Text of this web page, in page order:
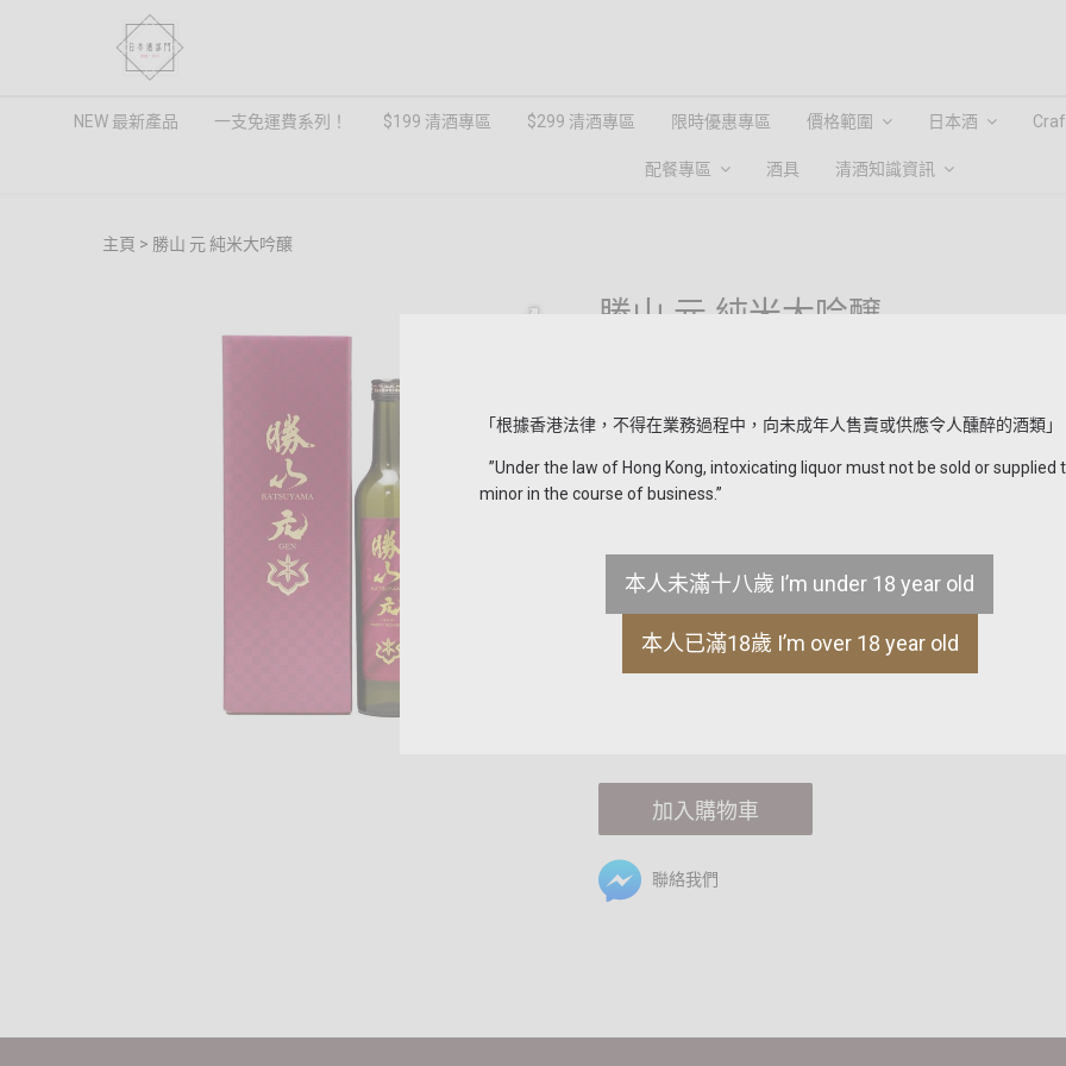
NEW 最新產品 一支免運費系列！ $199 清酒專區 $299 清酒專區 限時優惠專區 價格範圍 日本酒
配餐專區 酒具 清酒知識資訊
主頁 勝山 元 純米大吟醸
勝山 元 純米大吟醸
如同貴腐酒般高貴的甜味，堪稱「液體的寶石」。這款酒以元
成。
其果實的熟透香氣、清爽的甜味餘韻，並富含豐富的鮮味成分
蜂蜜享用的硬芝士或軟乳酪。
此外，無論是搭配餐後甜品還是各種甜點，都可帶來絕佳的美味
ML
加入購物車
聯絡我們
「根據香港法律，不得在業務過程中，向未成年人售賣或供應令人醺醉的酒類」
”Under the law of Hong Kong, intoxicating liquor must not be sold or supplied
minor in the course of business.”
本人未滿十八歲 I’m under 18 year old
本人已滿18歲 I’m over 18 year old